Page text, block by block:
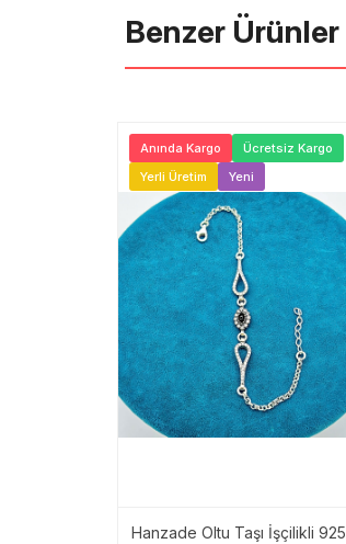
Benzer Ürünler ️
Anında Kargo
Ücretsiz Kargo
Yerli Üretim
Yeni
Hanzade Oltu Taşı İşçilikli 925